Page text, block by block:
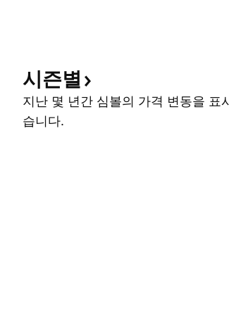
시즌별
지난 몇 년간 심볼의 가격 변동을 표
습니다.